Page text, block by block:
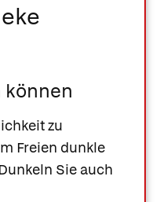
können
zu
Freien dunkle
Sie auch